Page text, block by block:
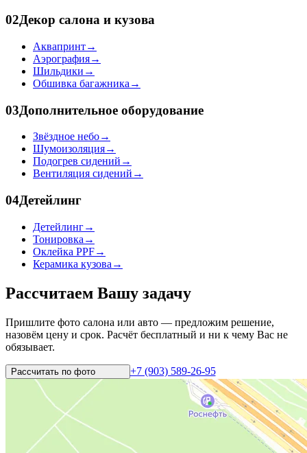
02Декор салона и кузова
Аквапринт→
Аэрография→
Шильдики →
Обшивка багажника →
03Дополнительное оборудование
Звёздное небо→
Шумоизоляция→
Подогрев сидений →
Вентиляция сидений →
04Детейлинг
Детейлинг→
Тонировка →
Оклейка PPF→
Керамика кузова →
Рассчитаем Вашу задачу
Пришлите фото салона или авто — предложим решение,
назовём цену и срок. Расчёт бесплатный и ни к чему Вас не
обязывает.
Рассчитать по фото +7 (903) 589-26-95